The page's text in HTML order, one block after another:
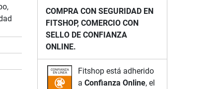
COMPRA CON SEGURIDAD EN
FITSHOP, COMERCIO CON
SELLO DE CONFIANZA
ONLINE.
Fitshop está adherido
a Confianza Online, el